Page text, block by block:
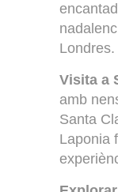
Londres.
Visita a
amb
Santa
Laponia